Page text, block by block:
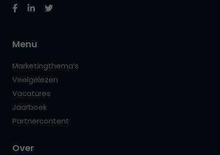
Menu
Marketingthema’s
Veelgelezen
Vacatures
Jaarboek
Partnercontent
Over